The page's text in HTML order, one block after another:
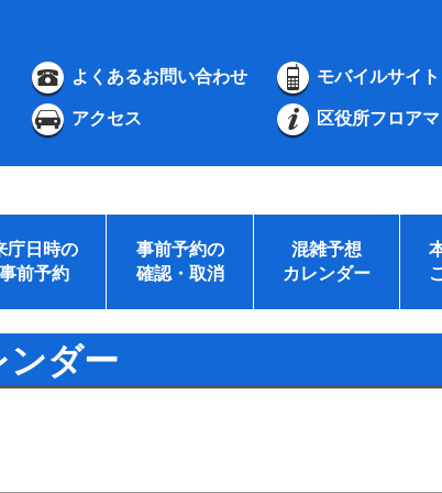
よくあるお問い合わせ モバイルサイト
アクセス 区役所フロア
庁日時の
事前予約
事前予約の
確認・取消
混雑予想
カレンダー
ンダー